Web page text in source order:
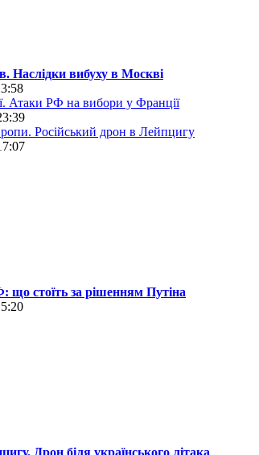
Наслідки вибуху в Москві
Атаки РФ на вибори у Франції
Російський дрон в Лейпцигу
що стоїть за рішенням Путіна